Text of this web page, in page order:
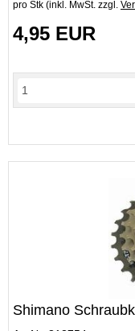
pro Stk (inkl. MwSt. zzgl.
4,95 EUR
Shimano